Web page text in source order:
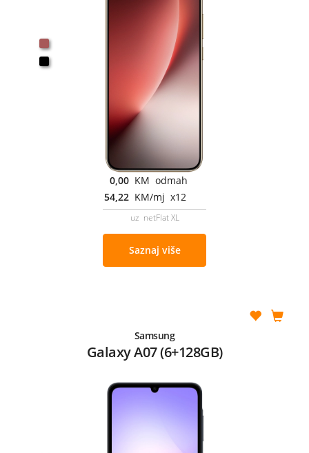
0,00 KM odmah
54,22 KM/mj x12
uz netFlat XL
Saznaj više
Samsung
Galaxy A07 (6+128GB)